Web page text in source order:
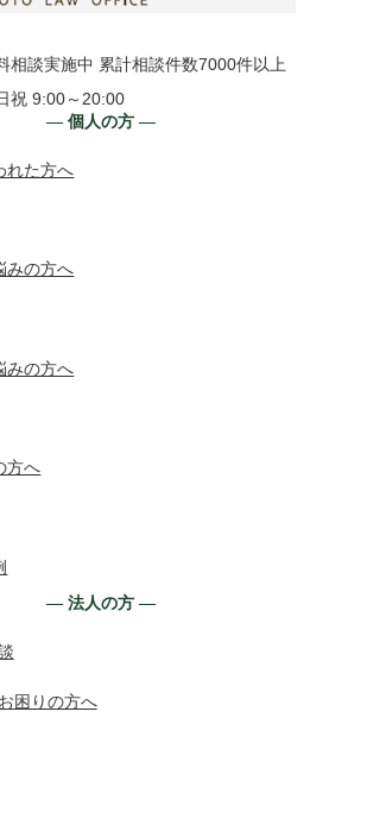
相談実施中 累計相談件数7000件以上
祝 9:00～20:00
― 個人の方 ―
れた方へ
みの方へ
みの方へ
方へ
― 法人の方 ―
困りの方へ